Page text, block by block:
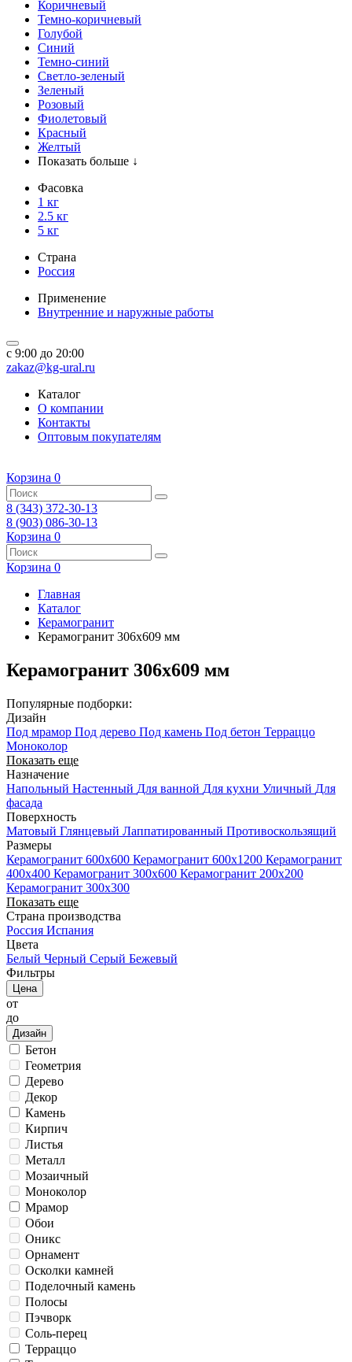
Коричневый
Темно-коричневый
Голубой
Синий
Темно-синий
Светло-зеленый
Зеленый
Розовый
Фиолетовый
Красный
Желтый
Показать больше ↓
Фасовка
1 кг
2.5 кг
5 кг
Страна
Россия
Применение
Внутренние и наружные работы
c 9:00 до 20:00
zakaz@kg-ural.ru
Каталог
О компании
Контакты
Оптовым покупателям
Корзина 0
8 (343) 372-30-13
8 (903) 086-30-13
Корзина 0
Корзина 0
Главная
Каталог
Керамогранит
Керамогранит 306x609 мм
Керамогранит 306x609 мм
Популярные подборки:
Дизайн
Под мрамор Под дерево Под камень Под бетон Терраццо
Моноколор
Показать еще
Назначение
Напольный Настенный Для ванной Для кухни Уличный Для
фасада
Поверхность
Матовый Глянцевый Лаппатированный Противоскользящий
Размеры
Керамогранит 600x600 Керамогранит 600x1200 Керамогранит
400х400 Керамогранит 300x600 Керамогранит 200x200
Керамогранит 300x300
Показать еще
Страна производства
Россия Испания
Цвета
Белый Черный Серый Бежевый
Фильтры
Цена
от
до
Дизайн
Бетон
Геометрия
Дерево
Декор
Камень
Кирпич
Листья
Металл
Мозаичный
Моноколор
Мрамор
Обои
Оникс
Орнамент
Осколки камней
Поделочный камень
Полосы
Пэчворк
Соль-перец
Терраццо